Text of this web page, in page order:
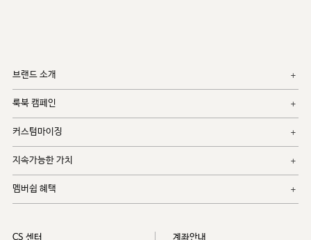
브랜드 소개
룩북 캠페인
커스텀마이징
지속가능한 가치
멤버쉽 혜택
CS 센터 계좌안내